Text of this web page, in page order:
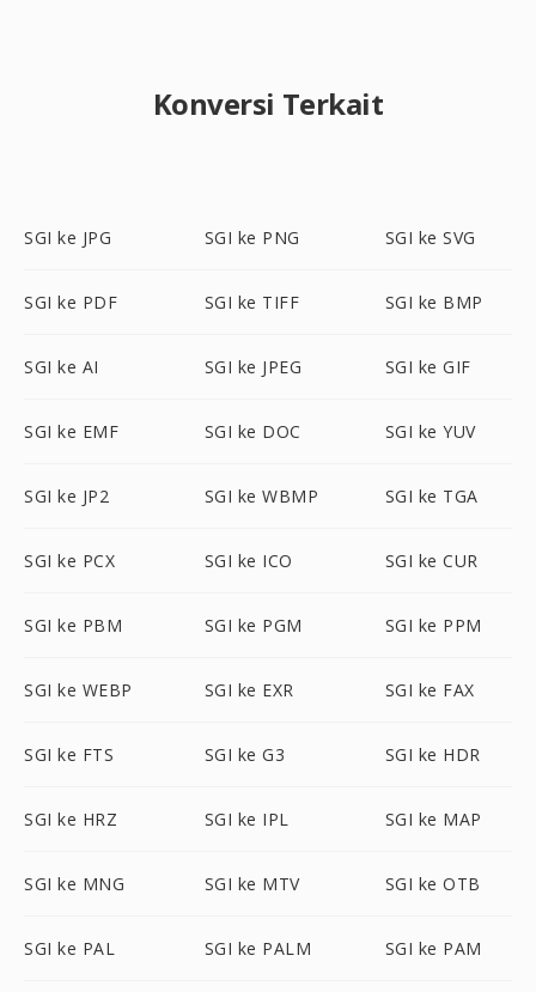
Konversi Terkait
SGI ke JPG SGI ke PNG SGI ke SVG
SGI ke PDF SGI ke TIFF SGI ke BMP
SGI ke AI SGI ke JPEG SGI ke GIF
SGI ke EMF SGI ke DOC SGI ke YUV
SGI ke JP2 SGI ke WBMP SGI ke TGA
SGI ke PCX SGI ke ICO SGI ke CUR
SGI ke PBM SGI ke PGM SGI ke PPM
SGI ke WEBP SGI ke EXR SGI ke FAX
SGI ke FTS SGI ke G3 SGI ke HDR
SGI ke HRZ SGI ke IPL SGI ke MAP
SGI ke MNG SGI ke MTV SGI ke OTB
SGI ke PAL SGI ke PALM SGI ke PAM